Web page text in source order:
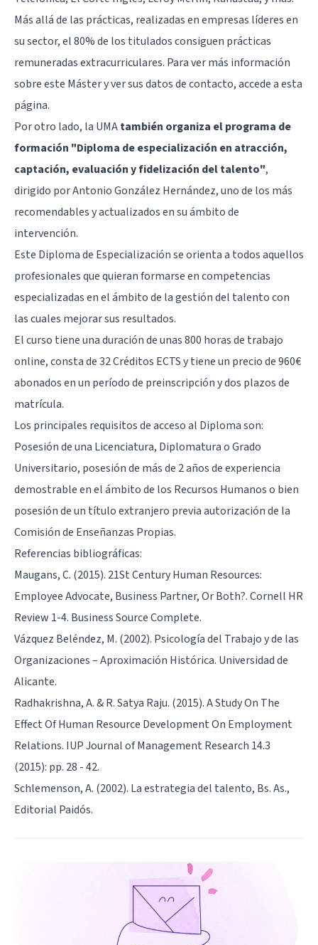
Más allá de las prácticas, realizadas en empresas líderes en
su sector, el 80% de los titulados consiguen prácticas
remuneradas extracurriculares. Para ver más información
sobre este Máster y ver sus datos de contacto, accede aesta
página.
Por otro lado, la UMAtambién organiza el programa de
formación "Diploma de especialización en atracción,
captación, evaluación y fidelización del talento",
dirigido por Antonio González Hernández, uno de los más
recomendables y actualizados en su ámbito de
intervención.
Este Diploma de Especialización se orienta a todos aquellos
profesionales que quieran formarse en competencias
especializadas en el ámbito de la gestión del talento con
las cuales mejorar sus resultados.
El curso tiene una duración de unas 800 horas de trabajo
online, consta de 32 Créditos ECTS y tiene un precio de 960€
abonados en un período de preinscripción y dos plazos de
matrícula.
Los principales requisitos de acceso al Diploma son:
Posesión de una Licenciatura, Diplomatura o Grado
Universitario, posesión de más de 2 años de experiencia
demostrable en el ámbito de los Recursos Humanos o bien
posesión de un título extranjero previa autorización de la
Comisión de Enseñanzas Propias.
Referencias bibliográficas:
Maugans, C. (2015). 21St Century Human Resources:
Employee Advocate, Business Partner, Or Both?. Cornell HR
Review 1-4. Business Source Complete.
Vázquez Beléndez, M. (2002). Psicología del Trabajo y de las
Organizaciones – Aproximación Histórica. Universidad de
Alicante.
Radhakrishna, A. & R. Satya Raju. (2015). A Study On The
Effect Of Human Resource Development On Employment
Relations. IUP Journal of Management Research 14.3
(2015): pp. 28 - 42.
Schlemenson, A. (2002). La estrategia del talento, Bs. As.,
Editorial Paidós.